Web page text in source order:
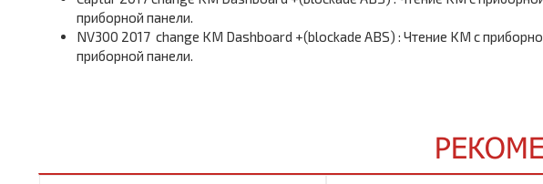
приборной панели.
NV300 2017 change KM Dashboard +(blockade ABS) : Чтение KM с
приборной панели.